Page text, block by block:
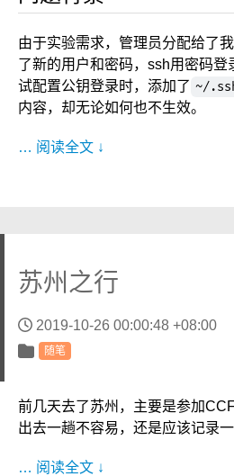
由于实验需求，管理员分配给了
了新的用户和密码，ssh用密码登
试配置公钥登录时，添加了 ~/
内容，却无论如何也不生效。
… 阅读全文 ↓
苏州之行
2019-10-26 00:00:48 +08:00
随笔
前几天去了苏州，主要是参加
出去一趟不容易，还是应该记录一
… 阅读全文 ↓